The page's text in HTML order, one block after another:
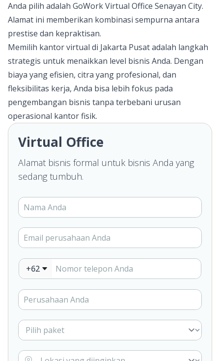
Anda pilih adalah GoWork Virtual Office Senayan City.
Alamat ini memberikan kombinasi sempurna antara
prestise dan kepraktisan.
Memilih kantor virtual di Jakarta Pusat adalah langkah
strategis untuk menaikkan level bisnis Anda. Dengan
biaya yang efisien, citra yang profesional, dan
fleksibilitas kerja, Anda bisa lebih fokus pada
pengembangan bisnis tanpa terbebani urusan
operasional kantor fisik.
Virtual Office
Alamat bisnis formal untuk bisnis Anda yang
sedang tumbuh.
+62